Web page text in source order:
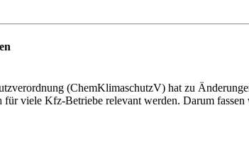
(ChemKlimaschutzV) hat zu
viele Kfz-Betriebe relevant werden. Darum